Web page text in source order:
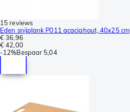
15 reviews
Eden snijplank P011 acaciahout, 40x25 cm
€ 36,96
€ 42,00
-12%Bespaar 5,04